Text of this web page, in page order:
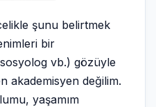
şunu belirtmek
bir
vb.) gözüyle
akademisyen değilim.
yaşamım